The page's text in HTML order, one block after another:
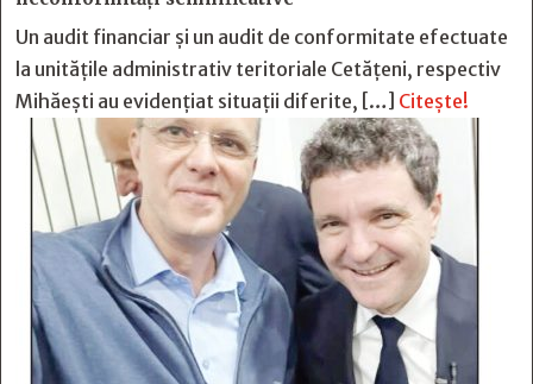
Un audit financiar și un audit de conformitate efectuate
la unitățile administrativ teritoriale Cetățeni, respectiv
Mihăești au evidențiat situații diferite, […] Citește!